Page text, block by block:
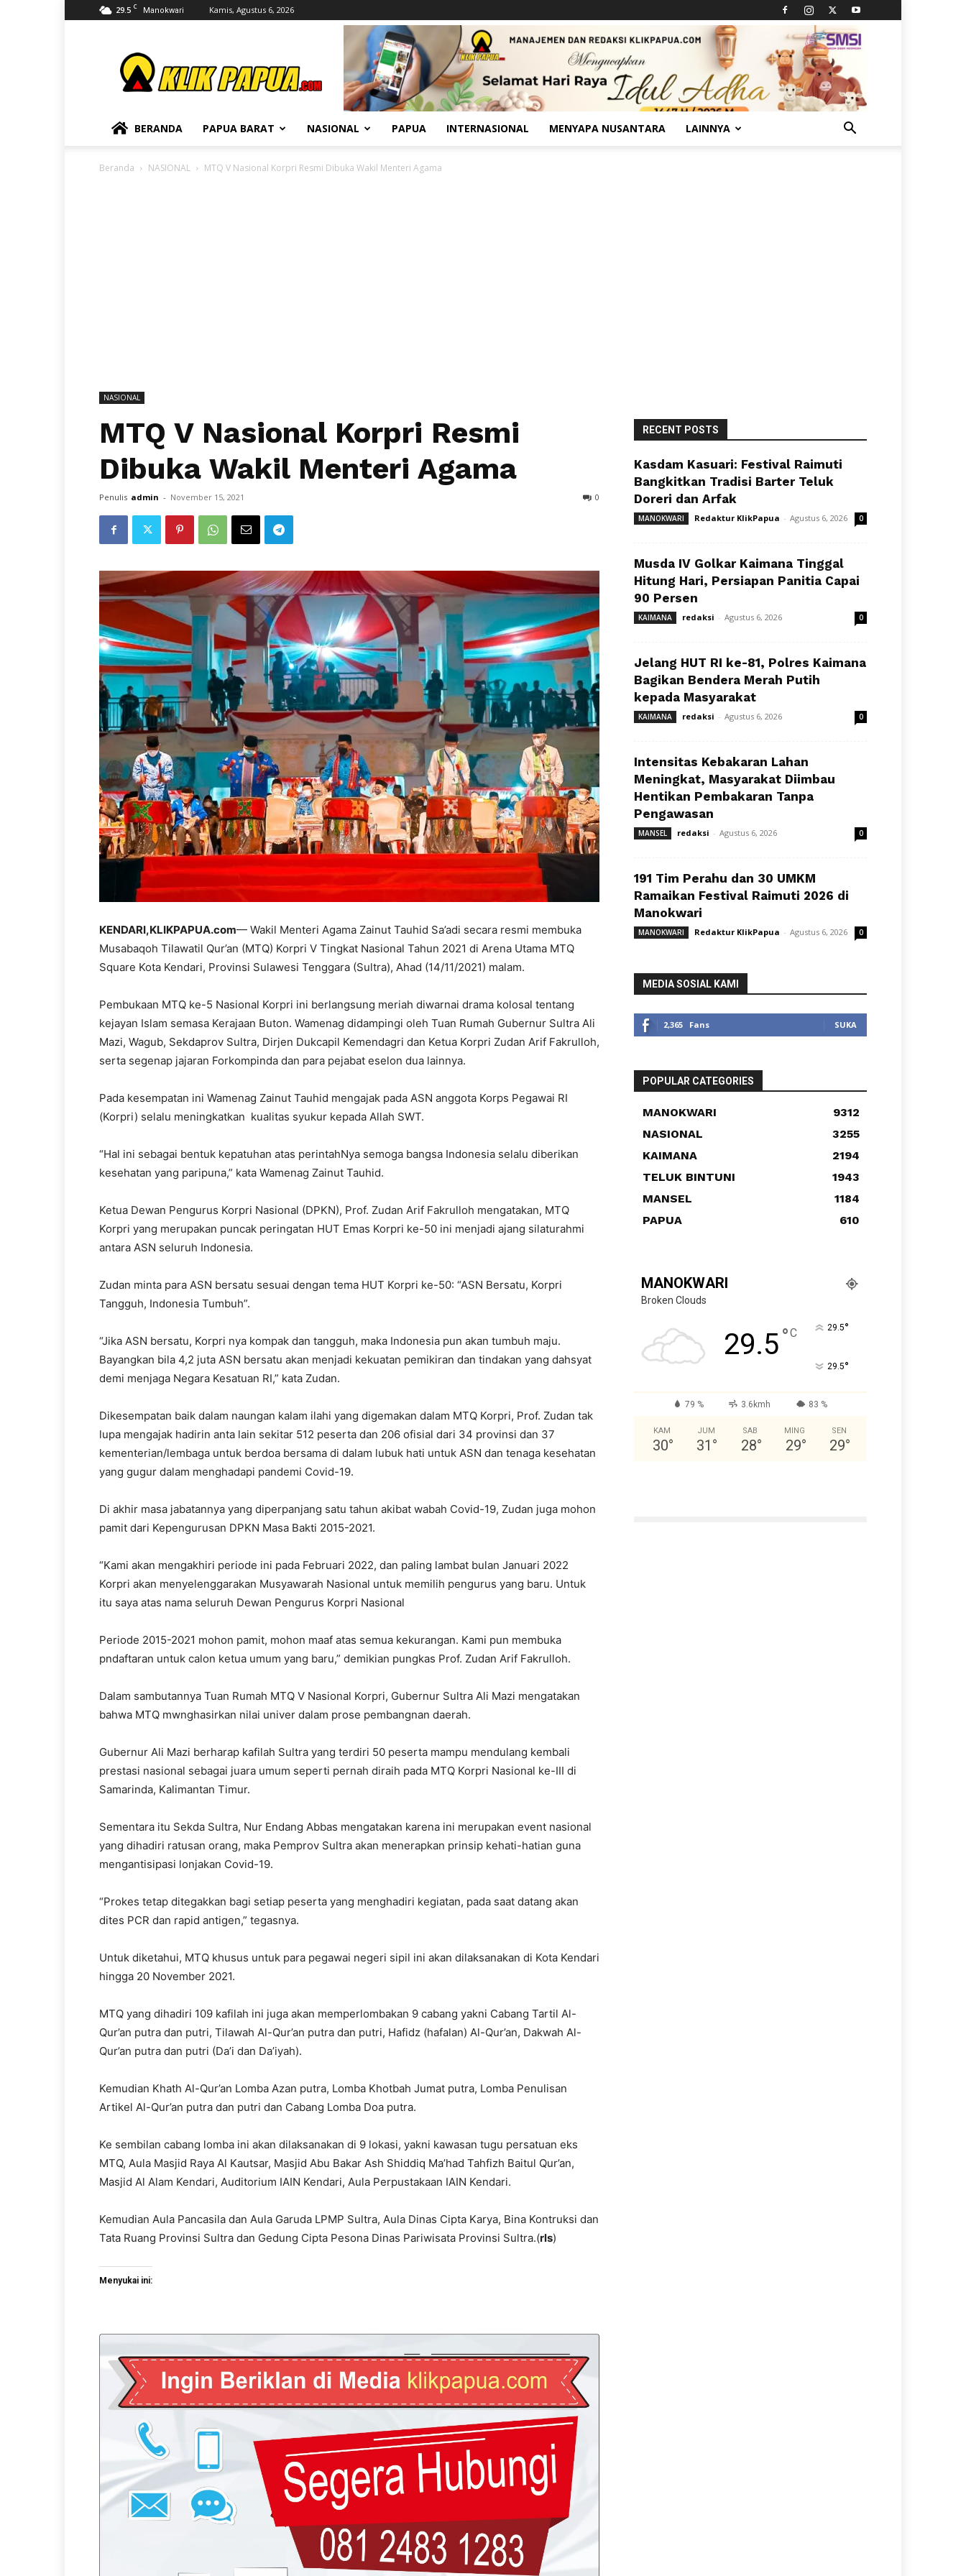
29.5 C Manokwari Kamis, Agustus 6, 2026
BERANDA PAPUA BARAT NASIONAL PAPUA INTERNASIONAL MENYAPA NUSANTARA LAINNYA
Beranda NASIONAL MTQ V Nasional Korpri Resmi Dibuka Wakil Menteri Agama
NASIONAL
MTQ V Nasional Korpri Resmi
Dibuka Wakil Menteri Agama
Penulis admin - November 15, 2021 0
KENDARI,KLIKPAPUA.com— Wakil Menteri Agama Zainut Tauhid Sa’adi secara resmi membuka
Musabaqoh Tilawatil Qur’an (MTQ) Korpri V Tingkat Nasional Tahun 2021 di Arena Utama MTQ
Square Kota Kendari, Provinsi Sulawesi Tenggara (Sultra), Ahad (14/11/2021) malam.
Pembukaan MTQ ke-5 Nasional Korpri ini berlangsung meriah diwarnai drama kolosal tentang
kejayan Islam semasa Kerajaan Buton. Wamenag didampingi oleh Tuan Rumah Gubernur Sultra Ali
Mazi, Wagub, Sekdaprov Sultra, Dirjen Dukcapil Kemendagri dan Ketua Korpri Zudan Arif Fakrulloh,
serta segenap jajaran Forkompinda dan para pejabat eselon dua lainnya.
Pada kesempatan ini Wamenag Zainut Tauhid mengajak pada ASN anggota Korps Pegawai RI
(Korpri) selalu meningkatkan kualitas syukur kepada Allah SWT.
“Hal ini sebagai bentuk kepatuhan atas perintahNya semoga bangsa Indonesia selalu diberikan
kesehatan yang paripuna,” kata Wamenag Zainut Tauhid.
Ketua Dewan Pengurus Korpri Nasional (DPKN), Prof. Zudan Arif Fakrulloh mengatakan, MTQ
Korpri yang merupakan puncak peringatan HUT Emas Korpri ke-50 ini menjadi ajang silaturahmi
antara ASN seluruh Indonesia.
Zudan minta para ASN bersatu sesuai dengan tema HUT Korpri ke-50: “ASN Bersatu, Korpri
Tangguh, Indonesia Tumbuh”.
“Jika ASN bersatu, Korpri nya kompak dan tangguh, maka Indonesia pun akan tumbuh maju.
Bayangkan bila 4,2 juta ASN bersatu akan menjadi kekuatan pemikiran dan tindakan yang dahsyat
demi menjaga Negara Kesatuan RI,” kata Zudan.
Dikesempatan baik dalam naungan kalam ilahi yang digemakan dalam MTQ Korpri, Prof. Zudan tak
lupa mengajak hadirin anta lain sekitar 512 peserta dan 206 ofisial dari 34 provinsi dan 37
kementerian/lembaga untuk berdoa bersama di dalam lubuk hati untuk ASN dan tenaga kesehatan
yang gugur dalam menghadapi pandemi Covid-19.
Di akhir masa jabatannya yang diperpanjang satu tahun akibat wabah Covid-19, Zudan juga mohon
pamit dari Kepengurusan DPKN Masa Bakti 2015-2021.
“Kami akan mengakhiri periode ini pada Februari 2022, dan paling lambat bulan Januari 2022
Korpri akan menyelenggarakan Musyawarah Nasional untuk memilih pengurus yang baru. Untuk
itu saya atas nama seluruh Dewan Pengurus Korpri Nasional
Periode 2015-2021 mohon pamit, mohon maaf atas semua kekurangan. Kami pun membuka
pndaftaran untuk calon ketua umum yang baru,” demikian pungkas Prof. Zudan Arif Fakrulloh.
Dalam sambutannya Tuan Rumah MTQ V Nasional Korpri, Gubernur Sultra Ali Mazi mengatakan
bahwa MTQ mwnghasirkan nilai univer dalam prose pembangnan daerah.
Gubernur Ali Mazi berharap kafilah Sultra yang terdiri 50 peserta mampu mendulang kembali
prestasi nasional sebagai juara umum seperti pernah diraih pada MTQ Korpri Nasional ke-III di
Samarinda, Kalimantan Timur.
Sementara itu Sekda Sultra, Nur Endang Abbas mengatakan karena ini merupakan event nasional
yang dihadiri ratusan orang, maka Pemprov Sultra akan menerapkan prinsip kehati-hatian guna
mengantisipasi lonjakan Covid-19.
“Prokes tetap ditegakkan bagi setiap peserta yang menghadiri kegiatan, pada saat datang akan
dites PCR dan rapid antigen,” tegasnya.
Untuk diketahui, MTQ khusus untuk para pegawai negeri sipil ini akan dilaksanakan di Kota Kendari
hingga 20 November 2021.
MTQ yang dihadiri 109 kafilah ini juga akan memperlombakan 9 cabang yakni Cabang Tartil Al-
Qur’an putra dan putri, Tilawah Al-Qur’an putra dan putri, Hafidz (hafalan) Al-Qur’an, Dakwah Al-
Qur’an putra dan putri (Da’i dan Da’iyah).
Kemudian Khath Al-Qur’an Lomba Azan putra, Lomba Khotbah Jumat putra, Lomba Penulisan
Artikel Al-Qur’an putra dan putri dan Cabang Lomba Doa putra.
Ke sembilan cabang lomba ini akan dilaksanakan di 9 lokasi, yakni kawasan tugu persatuan eks
MTQ, Aula Masjid Raya Al Kautsar, Masjid Abu Bakar Ash Shiddiq Ma’had Tahfizh Baitul Qur’an,
Masjid Al Alam Kendari, Auditorium IAIN Kendari, Aula Perpustakaan IAIN Kendari.
Kemudian Aula Pancasila dan Aula Garuda LPMP Sultra, Aula Dinas Cipta Karya, Bina Kontruksi dan
Tata Ruang Provinsi Sultra dan Gedung Cipta Pesona Dinas Pariwisata Provinsi Sultra.(rls)
Menyukai ini:
RECENT POSTS
Kasdam Kasuari: Festival Raimuti
Bangkitkan Tradisi Barter Teluk
Doreri dan Arfak
MANOKWARI Redaktur KlikPapua - Agustus 6, 2026 0
Musda IV Golkar Kaimana Tinggal
Hitung Hari, Persiapan Panitia Capai
90 Persen
KAIMANA redaksi - Agustus 6, 2026 0
Jelang HUT RI ke-81, Polres Kaimana
Bagikan Bendera Merah Putih
kepada Masyarakat
KAIMANA redaksi - Agustus 6, 2026 0
Intensitas Kebakaran Lahan
Meningkat, Masyarakat Diimbau
Hentikan Pembakaran Tanpa
Pengawasan
MANSEL redaksi - Agustus 6, 2026 0
191 Tim Perahu dan 30 UMKM
Ramaikan Festival Raimuti 2026 di
Manokwari
MANOKWARI Redaktur KlikPapua - Agustus 6, 2026 0
MEDIA SOSIAL KAMI
2,365 Fans SUKA
POPULAR CATEGORIES
MANOKWARI
9312
NASIONAL
3255
KAIMANA
2194
TELUK BINTUNI
1943
MANSEL
1184
PAPUA
610
MANOKWARI
Broken Clouds
29.5°C 29.5°
29.5°
79 % 3.6kmh 83 %
KAM
30°
JUM
31 °
SAB
28°
MING
29°
SEN
29°